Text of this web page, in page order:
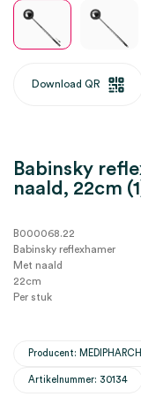
Download QR
Babinsky
naald, 22cm
B000068.22
Babinsky reflexhamer
Met naald
22cm
Per stuk
Producent:
Artikelnummer: 30134